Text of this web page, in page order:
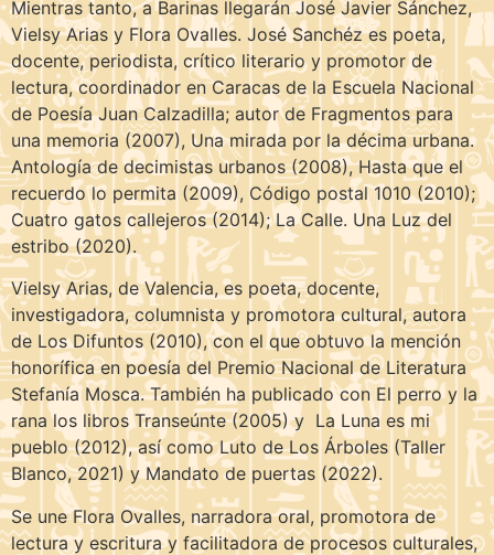
Mientras tanto, a Barinas llegarán José Javier Sánchez,
Vielsy Arias y Flora Ovalles. José Sanchéz es poeta,
docente, periodista, crítico literario y promotor de
lectura, coordinador en Caracas de la Escuela Nacional
de Poesía Juan Calzadilla; autor de Fragmentos para
una memoria (2007), Una mirada por la décima urbana.
Antología de decimistas urbanos (2008), Hasta que el
recuerdo lo permita (2009), Código postal 1010 (2010);
Cuatro gatos callejeros (2014); La Calle. Una Luz del
estribo (2020).
Vielsy Arias, de Valencia, es poeta, docente,
investigadora, columnista y promotora cultural, autora
de Los Difuntos (2010), con el que obtuvo la mención
honorífica en poesía del Premio Nacional de Literatura
Stefanía Mosca. También ha publicado con El perro y la
rana los libros Transeúnte (2005) y La Luna es mi
pueblo (2012), así como Luto de Los Árboles (Taller
Blanco, 2021) y Mandato de puertas (2022).
Se une Flora Ovalles, narradora oral, promotora de
lectura y escritura y facilitadora de procesos culturales,